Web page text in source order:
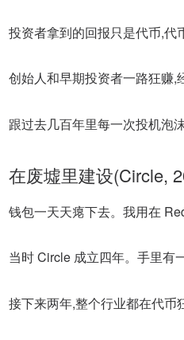
投资者拿到的回报只是代币,代
创始人和早期投资者一路狂赚,
跟过去几百年里每一次投机泡沫
在废墟里建设(Circle,
钱包一天天瘪下去。我用在
当时 Circle 成立四年。手里有
接下来两年,整个行业都在代币